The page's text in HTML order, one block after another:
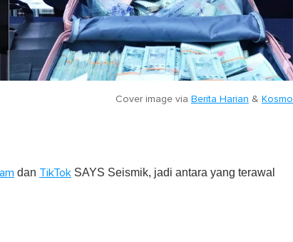
Cover image via Berita Harian & Kosmo
dan TikTok SAYS Seismik, jadi antara yang terawal